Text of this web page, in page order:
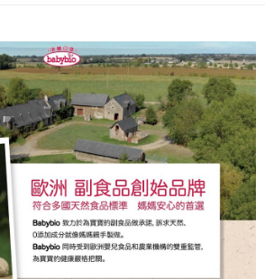
含以上)免運費
含以上)免運費
含以上)免運費